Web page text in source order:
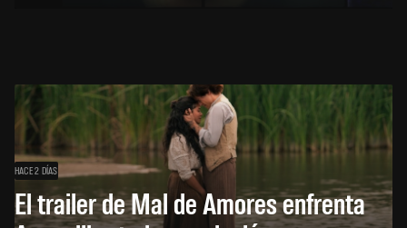
HACE 2 DÍAS
El trailer de Mal de Amores enfrenta